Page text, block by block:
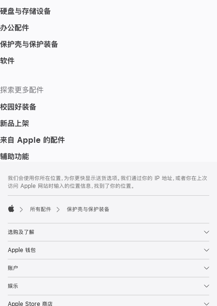
硬盘与存储设备
办公配件
保护壳与保护装备
软件
探索更多配件
校园好装备
新品上架
来自 Apple 的配件
辅助功能
页
页
脚
注
我们会使用你所在位置，为你更快显示送货选项。我们通过你的 IP 地址，或者你在上次
访问 Apple 网站时输入的位置信息，找到了你的位置。
所有配件 保护壳与保护装备
选购及了解
Apple 钱包
账户
娱乐
Apple Store 商店